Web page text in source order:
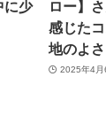
に少
ロー】
感じた
地のよ
2025年4月